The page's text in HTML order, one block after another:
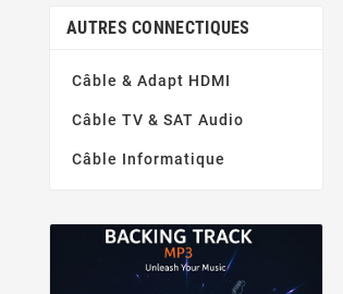
AUTRES CONNECTIQUES
Câble & Adapt HDMI
Câble TV & SAT Audio
Câble Informatique